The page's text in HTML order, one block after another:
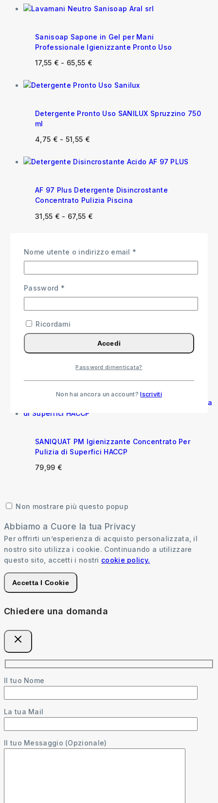
Sanisoap Sapone in Gel per Mani
Professionale Igienizzante Pronto Uso
17,55 € - 65,55 €
Detergente Pronto Uso SANILUX Spruzzino 750
ml
4,75 € - 51,55 €
AF 97 Plus Detergente Disincrostante
Concentrato Pulizia Piscina
31,55 € - 67,55 €
Anfosan Detergente Igienizzante per
Pavimenti e Superfici con Profumo Balsamico
Floorquat Igienizzazione Piscine, Superfici
Dure e Pavimenti
57,55€ - 72,55€
SANIQUAT PM Igienizzante Concentrato Per
Pulizia di Superfici HACCP
79,99 €
Non mostrare più questo popup
Abbiamo a Cuore la tua Privacy
Per offrirti un’esperienza di acquisto personalizzata, il
nostro sito utilizza i cookie. Continuando a utilizzare
questo sito, accetti i nostri cookie policy.
Accetta I Cookie
Chiedere una domanda
Il tuo Nome
La tua Mail
Il tuo Messaggio (Opzionale)
Nome utente o indirizzo email *
Password *
Ricordami
Accedi
Password dimenticata?
Non hai ancora un account?Iscriviti